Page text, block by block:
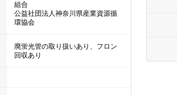
組合
公益社団法人神奈川県産業資源循
環協会
廃蛍光管の取り扱いあり、フロン
回収あり